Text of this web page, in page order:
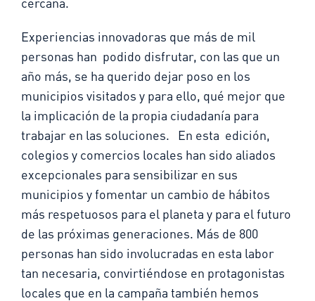
Experiencias innovadoras que más de mil
personas han podido disfrutar, con las que un
año más, se ha querido dejar poso en los
municipios visitados y para ello, qué mejor que
la implicación de la propia ciudadanía para
trabajar en las soluciones. En esta edición,
colegios y comercios locales han sido aliados
excepcionales para sensibilizar en sus
municipios y fomentar un cambio de hábitos
más respetuosos para el planeta y para el futuro
de las próximas generaciones. Más de 800
personas han sido involucradas en esta labor
tan necesaria, convirtiéndose en protagonistas
locales que en la campaña también hemos